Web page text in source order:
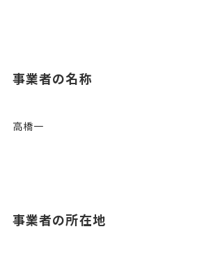
事業者の名称
高橋一
事業者の所在地